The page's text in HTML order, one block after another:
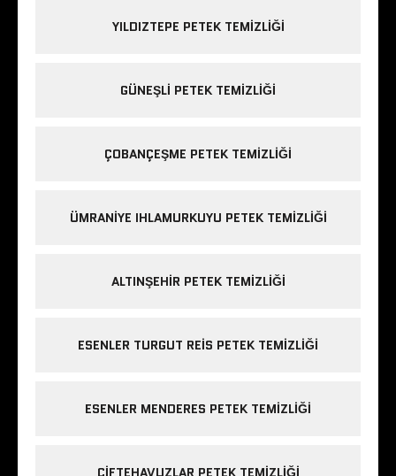
YILDIZTEPE PETEK TEMIZLIĞI
GÜNEŞLI PETEK TEMIZLIĞI
ÇOBANÇEŞME PETEK TEMIZLIĞI
ÜMRANIYE IHLAMURKUYU PETEK TEMIZLIĞI
ALTINŞEHIR PETEK TEMIZLIĞI
ESENLER TURGUT REIS PETEK TEMIZLIĞI
ESENLER MENDERES PETEK TEMIZLIĞI
ÇIFTEHAVUZLAR PETEK TEMIZLIĞI